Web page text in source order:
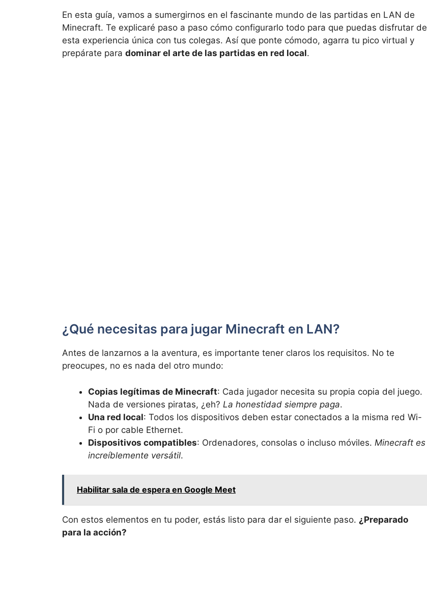
En esta guía, vamos a sumergirnos en el fascinante mundo de las partidas en LAN de
Minecraft. Te explicaré paso a paso cómo configurarlo todo para que puedas disfrutar de
esta experiencia única con tus colegas. Así que ponte cómodo, agarra tu pico virtual y
prepárate para dominar el arte de las partidas en red local.
¿Qué necesitas para jugar Minecraft en LAN?
Antes de lanzarnos a la aventura, es importante tener claros los requisitos. No te
preocupes, no es nada del otro mundo:
Copias legítimas de Minecraft: Cada jugador necesita su propia copia del juego.
Nada de versiones piratas, ¿eh? La honestidad siempre paga.
Una red local: Todos los dispositivos deben estar conectados a la misma red Wi-
Fi o por cable Ethernet.
Dispositivos compatibles: Ordenadores, consolas o incluso móviles. Minecraft es
increíblemente versátil.
Habilitar sala de espera en Google Meet
Con estos elementos en tu poder, estás listo para dar el siguiente paso. ¿Preparado
para la acción?